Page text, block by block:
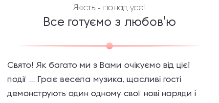
Якість - понад усе!
Все готуємо з любов'ю
Свято! Як багато ми з Вами очікуємо від цієї
події ... Грає весела музика, щасливі гості
демонструють один одному свої нові наряди і